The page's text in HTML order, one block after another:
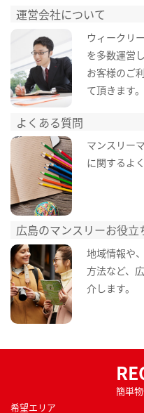
運営会社について
ウィークリ
を多数運営
お客様のご
て頂きます。
よくある質問
マンスリー
に関するよ
広島のマンスリーお役立
地域情報や
方法など、
介します。
簡単
希望エリア